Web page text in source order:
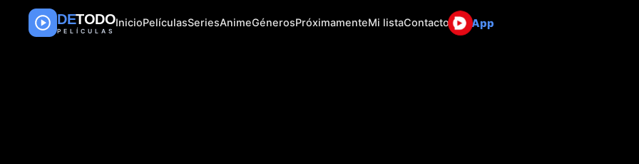
DETODO
PELÍCULAS
InicioPelículasSeriesAnimeGénerosPróximamenteMi listaContacto App